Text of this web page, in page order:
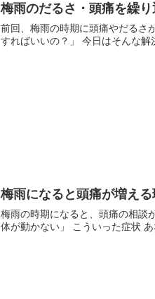
梅雨のだるさ・頭痛を繰
前回、梅雨の時期に頭痛やだるさ
すればいいの？」 今日はそんな解
梅雨になると頭痛が増え
梅雨の時期になると、頭痛の相談
体が動かない」 こういった症状